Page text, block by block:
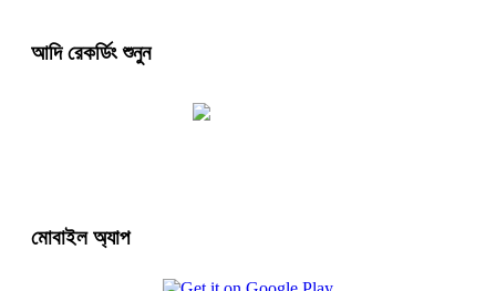
আদি রেকর্ডিং শুনুন
মোবাইল অ্যাপ